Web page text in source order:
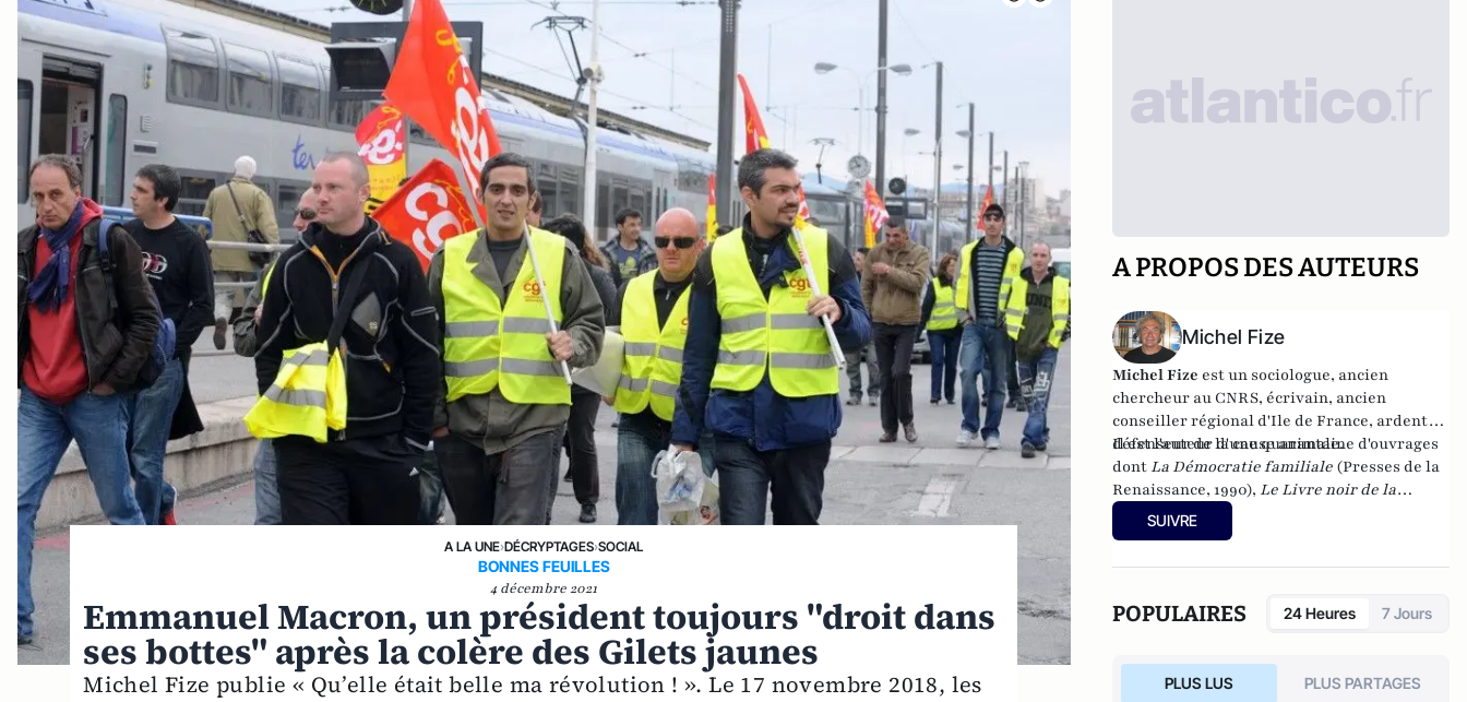
A LA UNE›DÉCRYPTAGES›SOCIAL
BONNES FEUILLES
4 décembre 2021
Emmanuel Macron, un président toujours "droit dans
ses bottes" après la colère des Gilets jaunes
Michel Fize publie « Qu’elle était belle ma révolution ! ». Le 17 novembre 2018, les
A PROPOS DES AUTEURS
Michel Fize
Michel Fize est un sociologue, ancien
chercheur au CNRS, écrivain, ancien
conseiller régional d'Ile de France, ardent
défenseur de la cause animale.
Il est l'auteur d'une quarantaine d'ouvrages
dont La Démocratie familiale (Presses de la
Renaissance, 1990), Le Livre noir de la
jeunesse(Presses de la Renaissance,
2007),L'Individualisme
de la France et des Français
(Mimésis, 2017).
Son dernier livre :
De l'abîme à
SUIVRE
POPULAIRES 24 Heures 7 Jours
PLUS LUS PLUS PARTAGES